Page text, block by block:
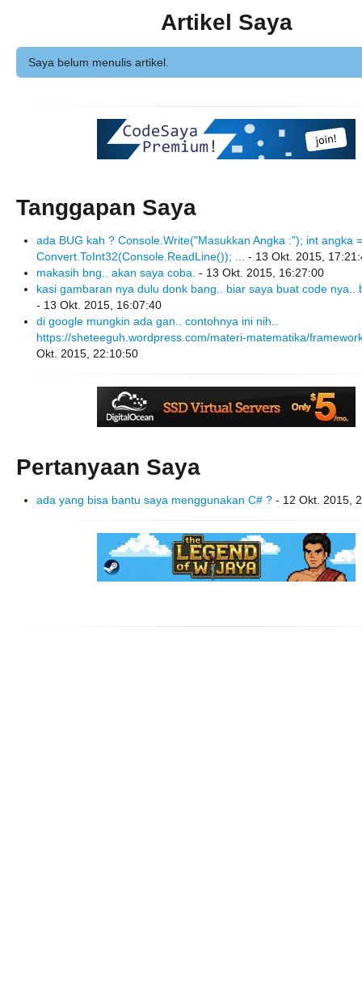
Artikel Saya
Saya belum menulis artikel.
Tanggapan Saya
ada BUG kah ? Console.Write("Masukkan Angka :"); int angka =
Convert.ToInt32(Console.ReadLine()); ... - 13 Okt. 2015,
makasih bng.. akan saya coba. - 13 Okt. 2015, 16:27:00
kasi gambaran nya dulu donk bang.. biar saya buat code nya..
- 13 Okt. 2015, 16:07:40
di google mungkin ada gan.. contohnya ini nih..
https://sheteeguh.wordpress.com/materi-matematika/
Okt. 2015, 22:10:50
Pertanyaan Saya
ada yang bisa bantu saya menggunakan C# ? - 12 Okt. 2015,